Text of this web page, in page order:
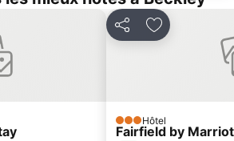
favoris PartagerAjouter à
3 Étoiles
Hôtel
Fairfield by